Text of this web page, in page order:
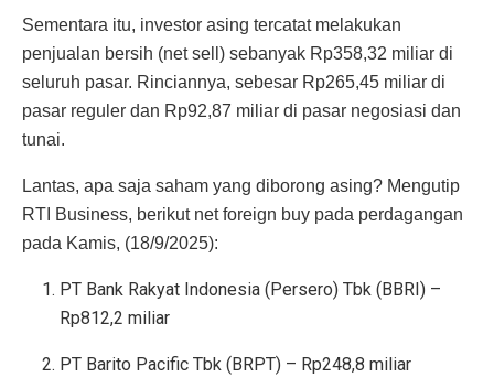
Sementara itu, investor asing tercatat melakukan
penjualan bersih (net sell) sebanyak Rp358,32 miliar di
seluruh pasar. Rinciannya, sebesar Rp265,45 miliar di
pasar reguler dan Rp92,87 miliar di pasar negosiasi dan
tunai.
Lantas, apa saja saham yang diborong asing? Mengutip
RTI Business, berikut net foreign buy pada perdagangan
pada Kamis, (18/9/2025):
PT Bank Rakyat Indonesia (Persero) Tbk (BBRI) –
Rp812,2 miliar
PT Barito Pacific Tbk (BRPT) – Rp248,8 miliar